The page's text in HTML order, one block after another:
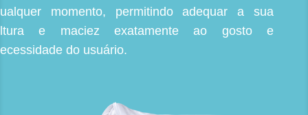
momento, permitindo adequar a sua
e maciez exatamente ao gosto e
do usuário.